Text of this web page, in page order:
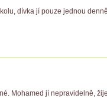
dívka jí pouze jednou
Mohamed jí nepravidelně,